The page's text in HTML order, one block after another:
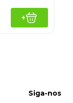
+
Siga-nos